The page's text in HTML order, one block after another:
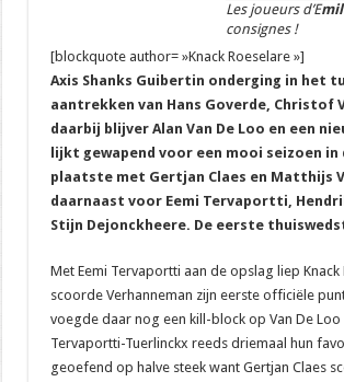
Les joueurs d’E
consignes !
[blockquote author= »Knack Roeselare »]
Axis Shanks Guibertin onderging in het
aantrekken van Hans Goverde, Christof
daarbij blijver Alan Van De Loo en een
lijkt gewapend voor een mooi seizoen in
plaatste met Gertjan Claes en Matthijs
daarnaast voor Eemi Tervaportti,
Stijn Dejonckheere. De eerste
Met Eemi Tervaportti aan de opslag liep
scoorde Verhanneman zijn eerste officiële
voegde daar nog een kill-block op Van De
Tervaportti-Tuerlinckx reeds driemaal hun
geoefend op halve steek want Gertjan Claes